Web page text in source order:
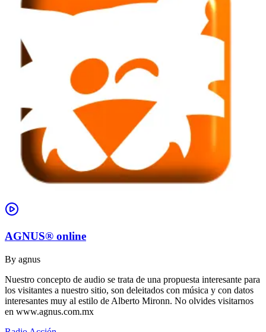
AGNUS® online
By agnus
Nuestro concepto de audio se trata de una propuesta interesante para
los visitantes a nuestro sitio, son deleitados con música y con datos
interesantes muy al estilo de Alberto Mironn. No olvides visitarnos
en www.agnus.com.mx